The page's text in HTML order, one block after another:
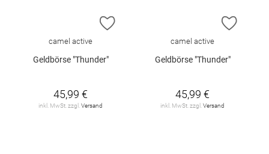
ZUR WUNSCHLISTE HINZUFÜGEN
camel active
Geldbörse "Thunder"
45,99 €
inkl. MwSt. zzgl. Versand
ZUR
camel active
Geldbörse "Thunder"
45,99 €
inkl. MwSt. zzgl. Versand